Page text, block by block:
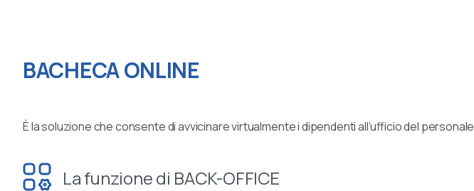
BACHECAONLINE
È la soluzione che consente di avvicinare virtualmente i dipendenti all’ufficio del personale
La funzione di BACK-OFFICE